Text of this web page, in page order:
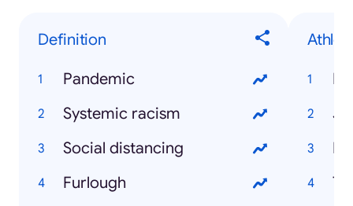
Definition
Pandemic
Systemic racism
Social distancing
Furlough